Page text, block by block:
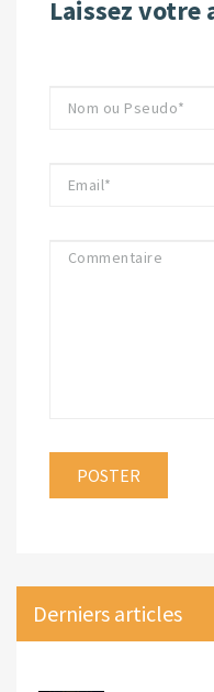
Laissez votre
Derniers articles